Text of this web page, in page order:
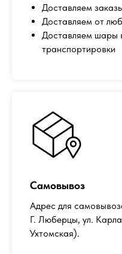
Доставляем
Доставляем от
Доставляем шары
транспортировки
Самовывоз
Адрес для
Г. Люберцы, ул.
Ухтомская).